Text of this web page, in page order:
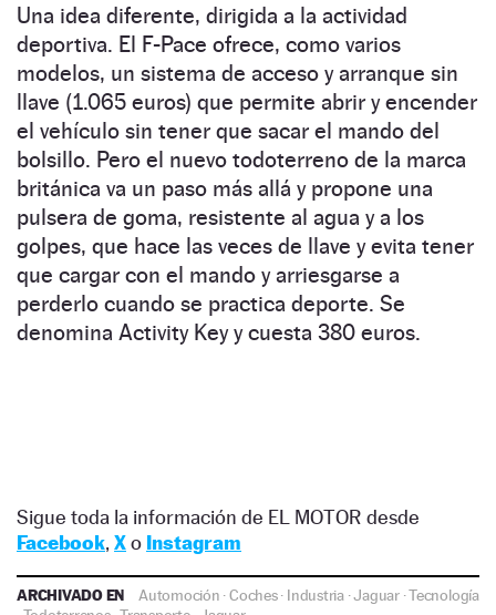
Una idea diferente, dirigida a la actividad
deportiva. El F-Pace ofrece, como varios
modelos, un sistema de acceso y arranque sin
llave (1.065 euros) que permite abrir y encender
el vehículo sin tener que sacar el mando del
bolsillo. Pero el nuevo todoterreno de la marca
británica va un paso más allá y propone una
pulsera de goma, resistente al agua y a los
golpes, que hace las veces de llave y evita tener
que cargar con el mando y arriesgarse a
perderlo cuando se practica deporte. Se
denomina Activity Key y cuesta 380 euros.
Sigue toda la información de EL MOTOR desde
Facebook, Xo Instagram
ARCHIVADO EN Automoción ·Coches· Industria·Jaguar·Tecnología